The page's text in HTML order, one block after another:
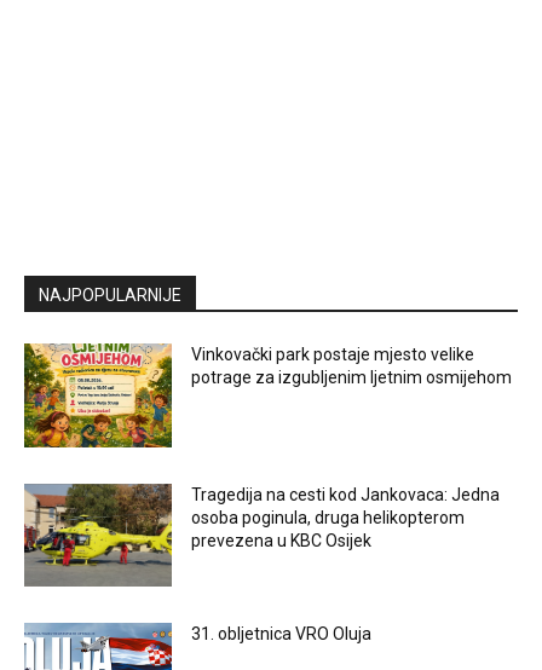
NAJPOPULARNIJE
Vinkovački park postaje mjesto velike
potrage za izgubljenim ljetnim osmijehom
Tragedija na cesti kod Jankovaca: Jedna
osoba poginula, druga helikopterom
prevezena u KBC Osijek
31. obljetnica VRO Oluja